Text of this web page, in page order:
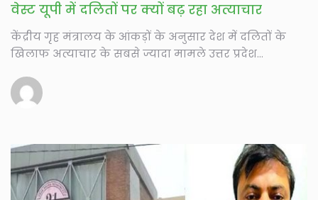
वेस्ट यूपी में दलितों पर क्यों बढ़ रहा अत्याचार
केंद्रीय गृह मंत्रालय के आंकड़ों के अनुसार देश में दलितों के
खिलाफ अत्याचार के सबसे ज्यादा मामले उत्तर प्रदेश...